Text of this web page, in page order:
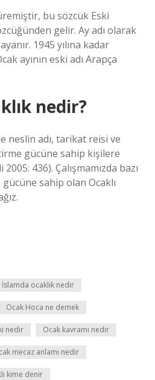
bu sözcük Eski
gelir. Ay adı olarak
1945 yılına kadar
ayının eski adı Arapça
nedir?
neslin adı, tarikat reisi ve
gücüne sahip kişilere
436). Çalışmamızda bazı
sahip olan Ocaklı
İslamda ocaklık nedir
Ocak Hoca ne demek
nedir Ocak kavramı nedir
mecaz anlamı nedir
kime denir